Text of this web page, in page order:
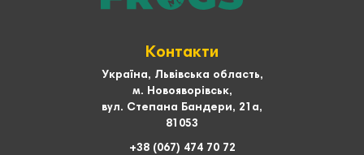
Контакти
Україна, Львівська область,
м. Новояворівськ,
вул. Степана Бандери, 21а,
81053
+38 (067) 474 70 72